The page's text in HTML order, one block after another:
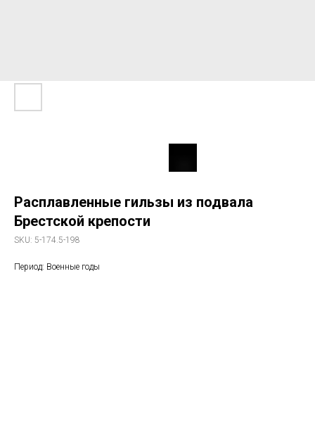
Расплавленные гильзы из подвала
Брестской крепости
SKU: 5-174.5-198
Период: Военные годы